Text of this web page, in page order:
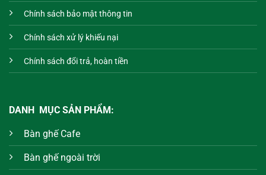
Chính sách bảo mật thông tin
Chính sách xử lý khiếu nại
Chính sách đổi trả, hoàn tiền
DANH MỤC SẢN PHẨM:
Bàn ghế Cafe
Bàn ghế ngoài trời